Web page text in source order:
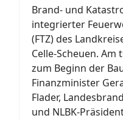
Brand- und
integrierter
(FTZ) des
Celle-Scheuen.
zum Beginn der
Finanzminister
Flader,
und NLBK-